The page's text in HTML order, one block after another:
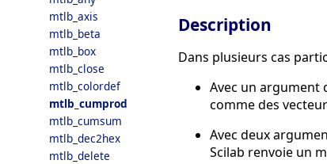
mtlb_axis
mtlb_beta
mtlb_box
mtlb_close
mtlb_colordef
mtlb_cumprod
mtlb_cumsum
mtlb_dec2hex
mtlb_delete
Description
Dans plusieurs cas
Avec un argument
comme des
Avec deux
Scilab renvoie un